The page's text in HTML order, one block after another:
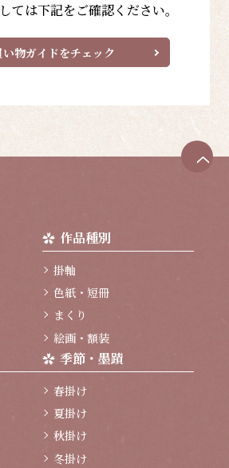
ては下記をご確認ください。
い物ガイドをチェック
作品種別
掛軸
色紙・短冊
まくり
絵画・額装
季節・墨蹟
春掛け
夏掛け
秋掛け
冬掛け
ペ